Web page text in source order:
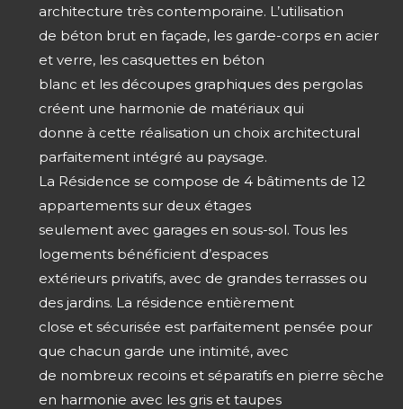
architecture très contemporaine. L’utilisation
de béton brut en façade, les garde-corps en acier
et verre, les casquettes en béton
blanc et les découpes graphiques des pergolas
créent une harmonie de matériaux qui
donne à cette réalisation un choix architectural
parfaitement intégré au paysage.
La Résidence se compose de 4 bâtiments de 12
appartements sur deux étages
seulement avec garages en sous-sol. Tous les
logements bénéficient d’espaces
extérieurs privatifs, avec de grandes terrasses ou
des jardins. La résidence entièrement
close et sécurisée est parfaitement pensée pour
que chacun garde une intimité, avec
de nombreux recoins et séparatifs en pierre sèche
en harmonie avec les gris et taupes